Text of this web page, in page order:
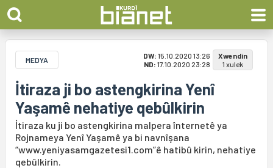
MEDYA DW: 15.10.2020 13:26
ND: 17.10.2020 23:28
Xwendin
1 xulek
İtiraza ji bo astengkirina Yenî
Yaşamê nehatiye qebûlkirin
İtiraza ku ji bo astengkirina malpera înternetê ya
Rojnameya Yenî Yaşamê ya bi navnîşana
“www.yeniyasamgazetesi1.com”ê hatibû kirin, nehatiye
qebûlkirin.